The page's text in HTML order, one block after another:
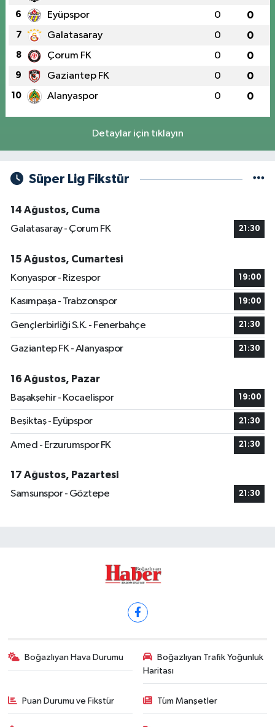
6 Eyüpspor 0 0
7 Galatasaray 0 0
8 Çorum FK 0 0
9 Gaziantep FK 0 0
10 Alanyaspor 0 0
Detaylar için tıklayın
Süper Lig Fikstür
14 Ağustos, Cuma
Galatasaray - Çorum FK
21:30
15 Ağustos, Cumartesi
Konyaspor - Rizespor
19:00
Kasımpaşa - Trabzonspor 19:00
Gençlerbirliği S.K. - Fenerbahçe 21:30
Gaziantep FK - Alanyaspor 21:30
16 Ağustos, Pazar
Başakşehir - Kocaelispor
19:00
Beşiktaş - Eyüpspor 21:30
Amed - Erzurumspor FK 21:30
17 Ağustos, Pazartesi
Samsunspor - Göztepe
21:30
Boğazlıyan Hava Durumu
Boğazlıyan Trafik Yoğunluk
Haritası
Puan Durumu ve Fikstür Tüm Manşetler